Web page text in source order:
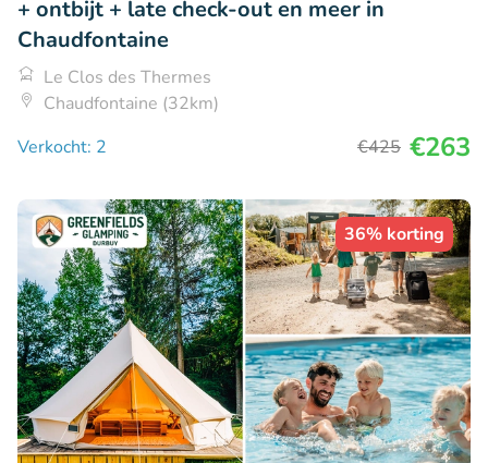
+ ontbijt + late check-out en meer in
Chaudfontaine
Le Clos des Thermes
Chaudfontaine (32km)
Verkocht: 2
€425 €263
36% korting